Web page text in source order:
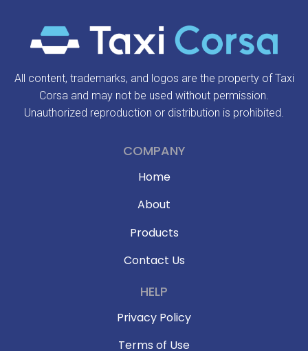
All content, trademarks, and logos are the property of Taxi
Corsa and may not be used without permission.
Unauthorized reproduction or distribution is prohibited.
COMPANY
Home
About
Products
Contact Us
HELP
Privacy Policy
Terms of Use